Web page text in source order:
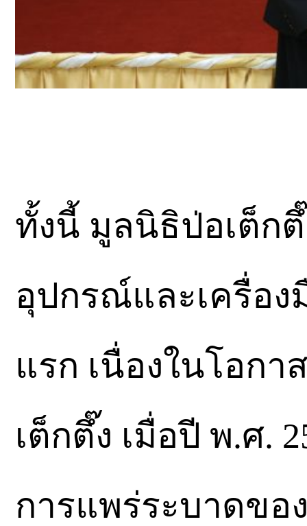
ทั้งนี้ มูลนิธิป่อเต็ก
อุปกรณ์และเครื่อง
แรก เนื่องในโอก
เต็กตึ๊ง เมื่อปี พ.ศ.
การแพร่ระบาดขอ